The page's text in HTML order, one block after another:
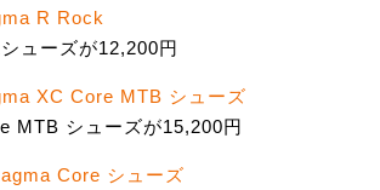
R Rock
ューズが12,200円
XC Core MTB シューズ
MTB シューズが15,200円
Core シューズ